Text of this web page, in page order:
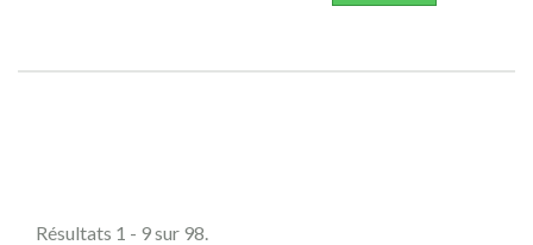
Résultats 1 - 9 sur 98.